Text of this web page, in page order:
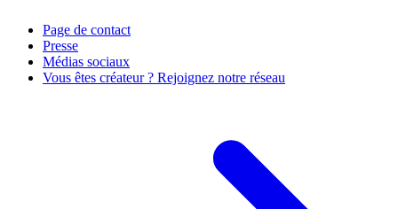
Page de contact
Presse
Médias sociaux
Vous êtes créateur ? Rejoignez notre réseau